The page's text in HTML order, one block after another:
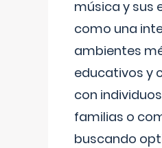
música y sus
como una
ambientes
educativos y
con
familias o
buscando